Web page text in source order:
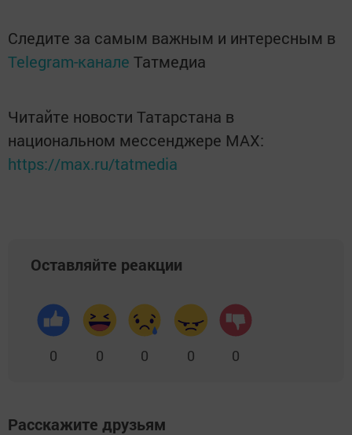
Следите за самым важным и интересным в
Telegram-канале Татмедиа
Читайте новости Татарстана в
национальном мессенджере MАХ:
https://max.ru/tatmedia
Оставляйте реакции
0 0 0 0 0
Расскажите друзьям